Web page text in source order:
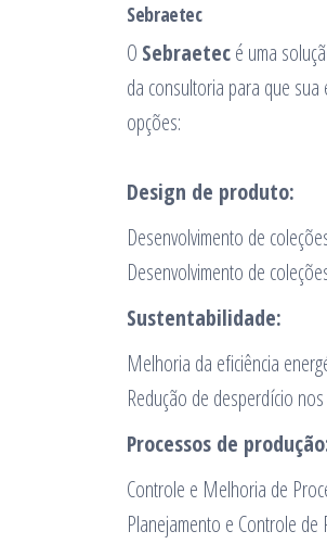
Sebraetec
O Sebraetecé uma
da consultoria para que
opções:
Design de produto:
Desenvolvimento de
Desenvolvimento de
Sustentabilidade:
Melhoria da eficiência
Redução de desperdício
Processos de
Controle e Melhoria de
Planejamento e Controle de